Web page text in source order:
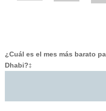
¿Cuál es el mes más barato
Dhabi?‡